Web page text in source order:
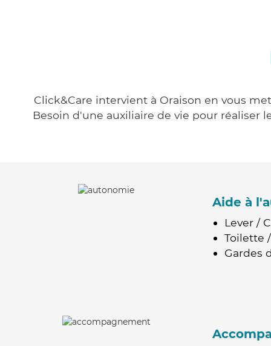
Click&Care intervient à Oraison en vous
Besoin d'une auxiliaire de vie pour réaliser
Aide à
Lever /
Toilette
Gardes